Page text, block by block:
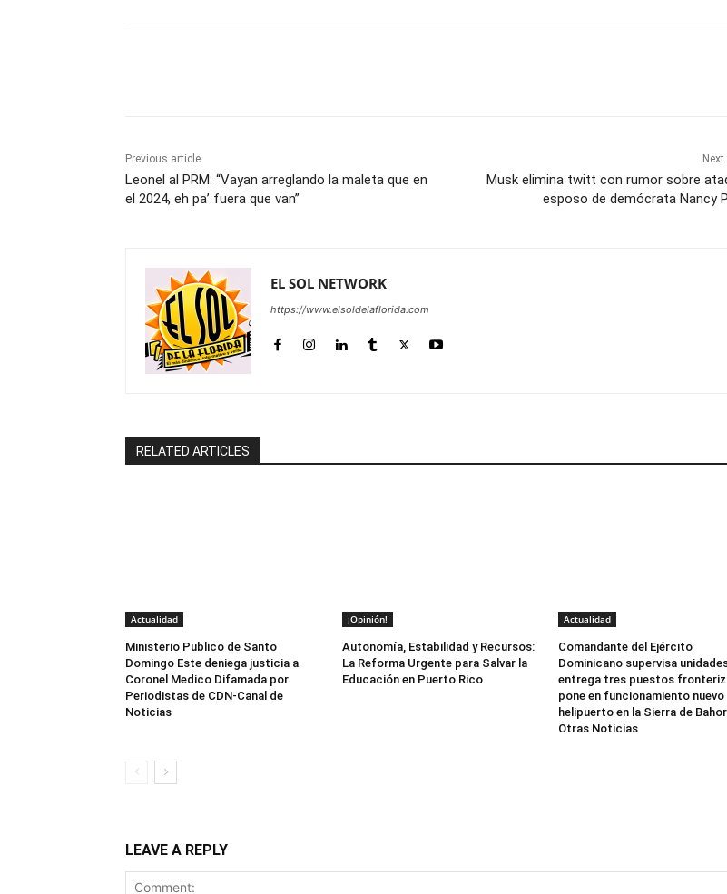
Previous article
Leonel al PRM: “Vayan arreglando la maleta que en
el 2024, eh pa’ fuera que van”
Musk elimina twitt con rumor sobre
esposo de demócrata Nancy
EL SOL NETWORK
https://www.elsoldelaflorida.com
RELATED ARTICLES
Actualidad
Ministerio Publico de Santo
Domingo Este deniega justicia a
Coronel Medico Difamada por
Periodistas de CDN-Canal de
Noticias
¡Opinión!
Autonomía, Estabilidad y Recursos:
La Reforma Urgente para Salvar la
Educación en Puerto Rico
Actualidad
Comandante del Ejército
Dominicano supervisa
entrega tres puestos
pone en funcionamiento nuevo
helipuerto en la Sierra de
Otras Noticias
LEAVE A REPLY